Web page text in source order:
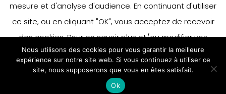
mesure et d'analyse d'audience. En continuant d'utiliser
ce site, ou en cliquant "OK", vous acceptez de recevoir
des cookies. Pour en savoir plus et/ou modifier vos
préférences en matière de cookies, merci de vous référer
à notre politique sur les cookies.
Accepter
En savoir plus
Nous utilisons des cookies pour vous garantir la meilleure
expérience sur notre site web. Si vous continuez à utiliser ce
site, nous supposerons que vous en êtes satisfait.
Ok